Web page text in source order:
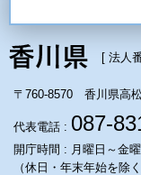
[ 法人
〒760-8570 香川県高
代表電話 : 087-
開庁時間 : 月曜日～金
（休日・年末年始を除く